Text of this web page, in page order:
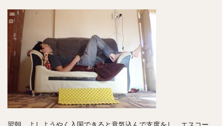
翌朝、よしようやく入国できると意気込んで支度をし、エスコー